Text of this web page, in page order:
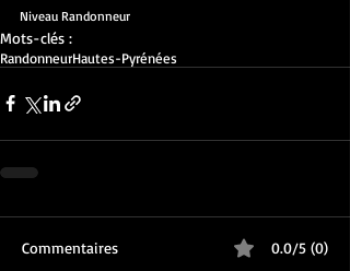
Niveau Randonneur
Mots-clés :
RandonneurHautes-Pyrénées
Commentaires 0.0/5 (0)